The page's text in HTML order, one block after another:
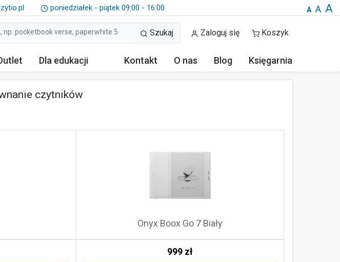
poniedziałek - piątek 09:00 - 16:00 A A A
Szukaj Zaloguj się Koszyk
Dla edukacji Kontakt O nas Blog Księgarnia
czytników
Onyx Boox Go 7 Biały
999 zł